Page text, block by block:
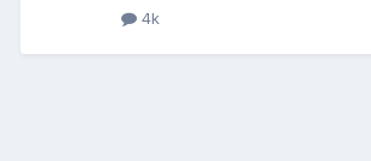
4k